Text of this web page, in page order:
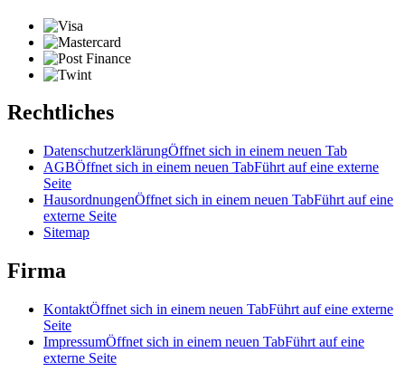
Rechtliches
DatenschutzerklärungÖffnet sich in einem neuen Tab
AGBÖffnet sich in einem neuen TabFührt auf eine externe
Seite
HausordnungenÖffnet sich in einem neuen TabFührt auf eine
externe Seite
Sitemap
Firma
KontaktÖffnet sich in einem neuen TabFührt auf eine externe
Seite
ImpressumÖffnet sich in einem neuen TabFührt auf eine
externe Seite